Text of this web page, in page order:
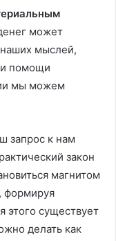
может
мыслей,
помощи
мы можем
запрос к нам
закон
магнитом
формируя
этого существует
делать как